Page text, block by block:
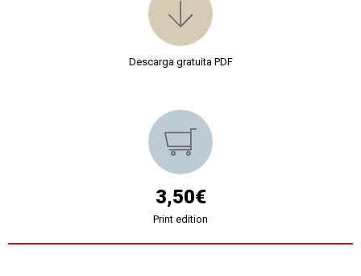
Descarga gratuita PDF
3,50€
Print edition